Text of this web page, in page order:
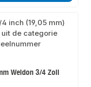
Weldon 3/4 Zoll